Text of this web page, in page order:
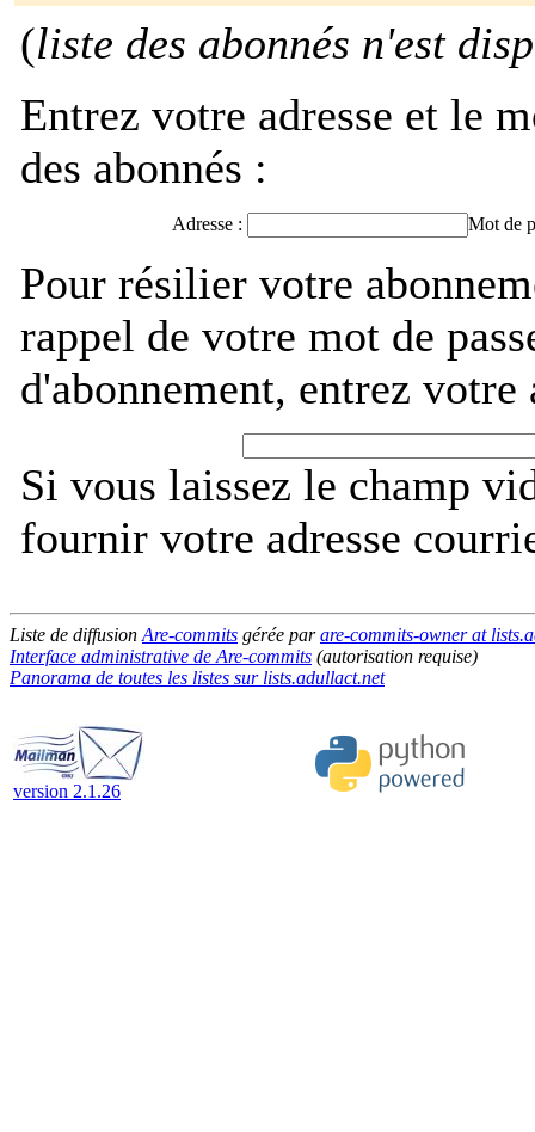
(liste des abonnés n'est
Entrez votre adresse et le
des abonnés :
Adresse : Mot de
Pour résilier votre
rappel de votre mot de
d'abonnement, entrez
Si vous laissez le champ
fournir votre adresse
Liste de diffusion Are-commits gérée parare-commits-owner at
Interface administrative de Are-commits (autorisation requise)
Panorama de toutes les listes sur lists.adullact.net
version 2.1.26